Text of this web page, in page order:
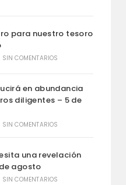
para nuestro tesoro
SIN COMENTARIOS
en abundancia
diligentes – 5 de
SIN COMENTARIOS
una revelación
agosto
SIN COMENTARIOS